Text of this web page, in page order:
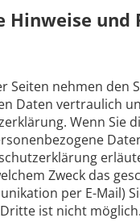
Hinweise
Seiten nehmen den
Daten vertraulich
Wenn Sie
Zweck das
per E-Mail)
ist nicht möglich.